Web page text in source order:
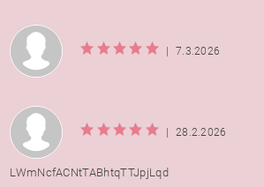
| 7.3.2026
| 28.2.2026
LWmNcfACNtTABhtqTTJpjLqd